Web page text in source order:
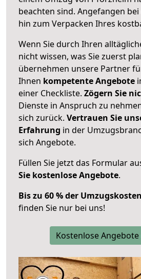
beachten sind. Angefangen
hin zum Verpacken Ihres
Wenn Sie durch Ihren
nicht wissen, was Sie zuerst
übernehmen unsere Partner
Ihnen kompetente Angebote
einer Checkliste. Zögern Sie
Dienste in Anspruch zu
sich zurück. Vertrauen Sie
Erfahrung in der
sich Angebote.
Füllen Sie jetzt das Formular
Sie kostenlose Angebote.
Bis zu 60 % der
finden Sie nur bei uns!
Kostenlose